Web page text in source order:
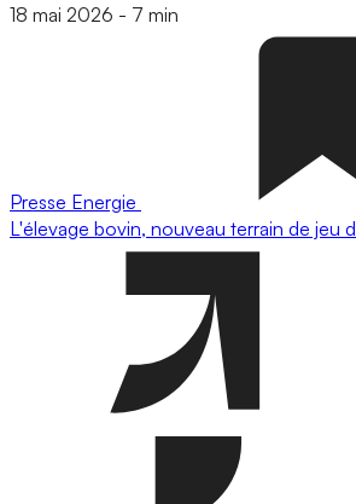
18 mai 2026 - 7 min
Presse Energie
L'élevage bovin, nouveau terrain de jeu